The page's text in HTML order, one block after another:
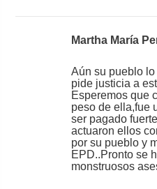
Martha María
Aún su pueblo
pide justicia a
Esperemos que
peso de ella,fue
ser pagado
actuaron ellos
por su pueblo y
EPD..Pronto se
monstruosos